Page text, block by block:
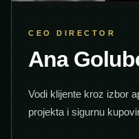
CEO DIRECTOR
Ana
Vodi klijente kroz izbor
projekta i sigurnu